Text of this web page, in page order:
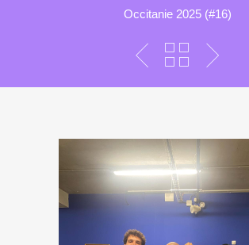
Occitanie 2025 (#16)